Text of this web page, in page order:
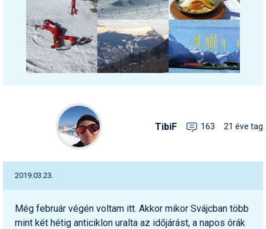
TibiF 163 21 éve tag
2019.03.23.
Még február végén voltam itt. Akkor mikor Svájcban több
mint két hétig anticiklon uralta az időjárást, a napos órák